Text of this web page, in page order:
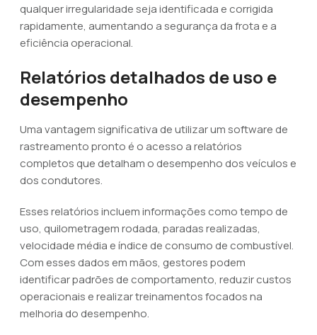
qualquer irregularidade seja identificada e corrigida
rapidamente, aumentando a segurança da frota e a
eficiência operacional.
Relatórios detalhados de uso e
desempenho
Uma vantagem significativa de utilizar um software de
rastreamento pronto é o acesso a relatórios
completos que detalham o desempenho dos veículos e
dos condutores.
Esses relatórios incluem informações como tempo de
uso, quilometragem rodada, paradas realizadas,
velocidade média e índice de consumo de combustível.
Com esses dados em mãos, gestores podem
identificar padrões de comportamento, reduzir custos
operacionais e realizar treinamentos focados na
melhoria do desempenho.